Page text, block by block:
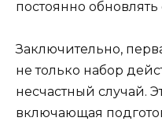
постоянно
Заключительно,
не только набор
несчастный случай.
включающая